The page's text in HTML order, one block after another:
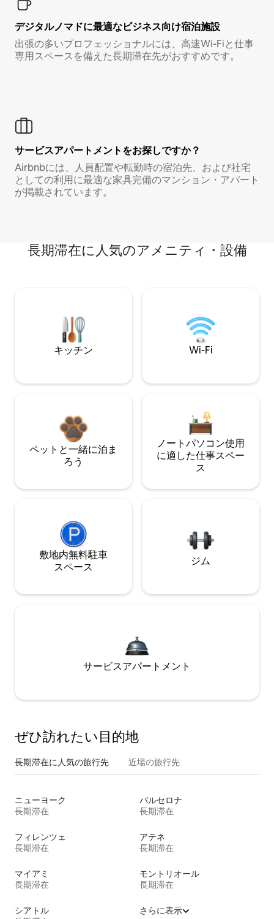
デジタルノマド⁠に最⁠適⁠なビ⁠ジ⁠ネ⁠ス⁠向⁠け宿⁠泊⁠施⁠設
出張の多いプロフェッショナルには、高速Wi-Fiと仕事
専用スペースを備えた長期滞在先がおすすめです。
サービスアパートメントをお探しですか？
Airbnbには、人員配置や転勤時の宿泊先、および社宅
としての利用に最適な家具完備のマンション・アパート
が掲載されています。
長期滞在に人気のアメニティ・設備
キッチン Wi-Fi
ペットと一緒に泊ま
ろう
ノートパソコン使用
に適した仕事スペー
ス
敷地内無料駐⁠車
ス⁠ペ⁠ー⁠ス
ジム
サービスアパートメント
ぜひ訪⁠れ⁠た⁠い目⁠的⁠地
長期滞在に人気の旅行先 近場の旅行先
ニューヨーク
長期滞在
バルセロナ
長期滞在
フィレンツェ
長期滞在
アテネ
長期滞在
マイアミ
長期滞在
モントリオール
長期滞在
シアトル
さらに表示